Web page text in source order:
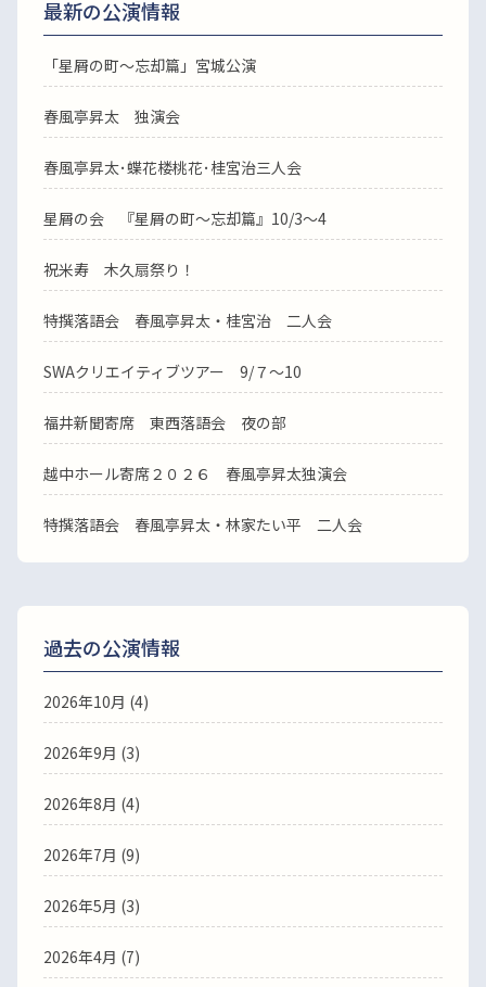
最新の公演情報
「星屑の町～忘却篇」宮城公演
春風亭昇太 独演会
春風亭昇太･蝶花楼桃花･桂宮治三人会
星屑の会 『星屑の町～忘却篇』10/3～4
祝米寿 木久扇祭り！
特撰落語会 春風亭昇太・桂宮治 二人会
SWAクリエイティブツアー 9/７～10
福井新聞寄席 東西落語会 夜の部
越中ホール寄席２０２６ 春風亭昇太独演会
特撰落語会 春風亭昇太・林家たい平 二人会
過去の公演情報
2026年10月 (4)
2026年9月 (3)
2026年8月 (4)
2026年7月 (9)
2026年5月 (3)
2026年4月 (7)